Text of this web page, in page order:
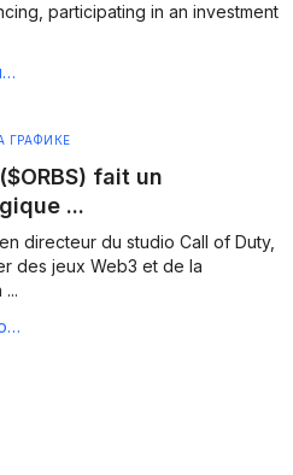
participating in an investment
ГРАФИКЕ
fait un
...
directeur du studio Call of Duty,
des jeux Web3 et de la